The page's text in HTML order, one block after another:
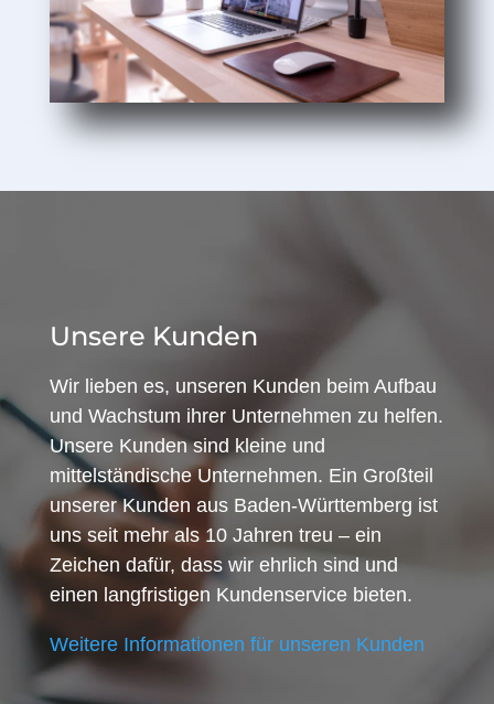
Unsere Kunden
Wir lieben es, unseren Kunden beim Aufbau
und Wachstum ihrer Unternehmen zu helfen.
Unsere Kunden sind kleine und
mittelständische Unternehmen. Ein Großteil
unserer Kunden aus Baden-Württemberg ist
uns seit mehr als 10 Jahren treu – ein
Zeichen dafür, dass wir ehrlich sind und
einen langfristigen Kundenservice bieten.
Weitere Informationen für unseren Kunden